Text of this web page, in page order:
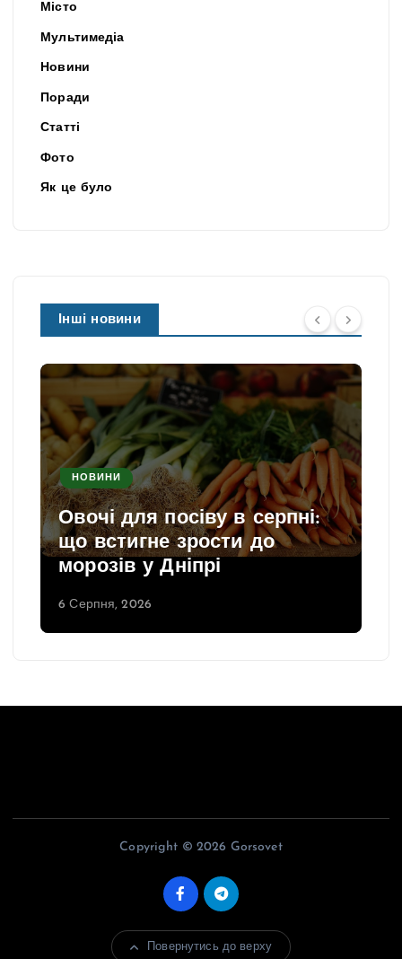
Місто
Мультимедіа
Новини
Поради
Статті
Фото
Як це було
Інші новини
НОВИНИ
Овочі для посіву в серпні:
що встигне зрости до
морозів у Дніпрі
6 Серпня, 2026
Copyright © 2026 Gorsovet
Повернутись до верху